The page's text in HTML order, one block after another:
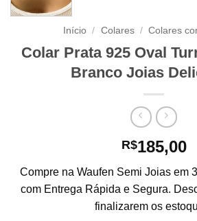
Início / Colares / Colares
Colar Prata 925 Oval
Branco Joias
R$185,00
Compre na Waufen Semi Joias em
com Entrega Rápida e Segura.
finalizarem os